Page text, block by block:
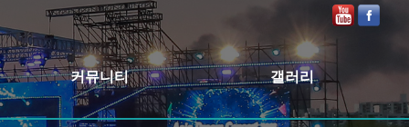
커뮤니티 갤러리